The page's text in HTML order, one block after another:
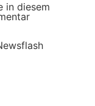
in diesem